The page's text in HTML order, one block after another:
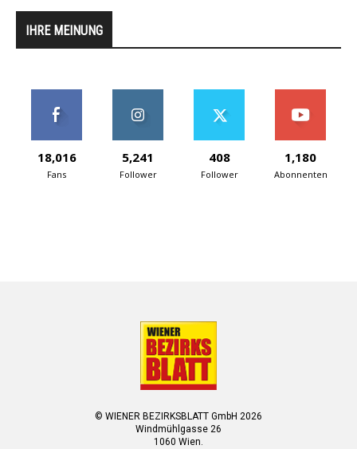
IHRE MEINUNG
18,016
Fans
5,241
Follower
408
Follower
1,180
Abonnenten
© WIENER BEZIRKSBLATT GmbH 2026
Windmühlgasse 26
1060 Wien.